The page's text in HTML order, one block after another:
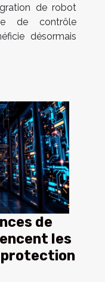
de robot
de contrôle
désormais
de
les
protection